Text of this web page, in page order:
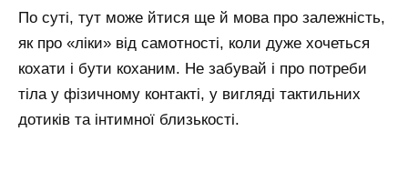
По суті, тут може йтися ще й мова про залежність,
як про «ліки» від самотності, коли дуже хочеться
кохати і бути коханим. Не забувай і про потреби
тіла у фізичному контакті, у вигляді тактильних
дотиків та інтимної близькості.